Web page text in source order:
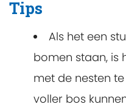
Tips
Als het een
bomen staan, is
met de nesten
voller bos